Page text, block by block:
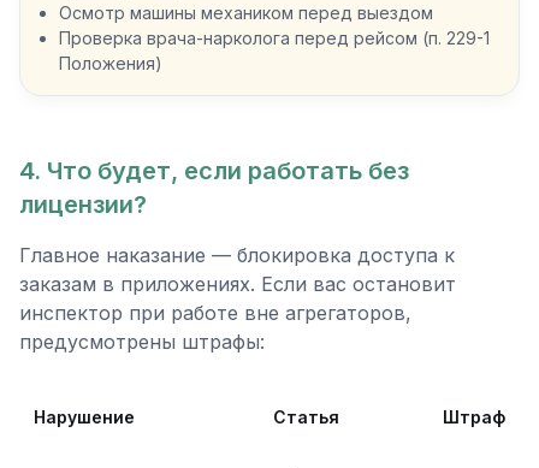
Осмотр машины механиком перед выездом
Проверка врача-нарколога перед рейсом (п. 229-1
Положения)
4. Что будет, если работать без
лицензии?
Главное наказание — блокировка доступа к
заказам в приложениях. Если вас остановит
инспектор при работе вне агрегаторов,
предусмотрены штрафы:
Нарушение Статья Штраф